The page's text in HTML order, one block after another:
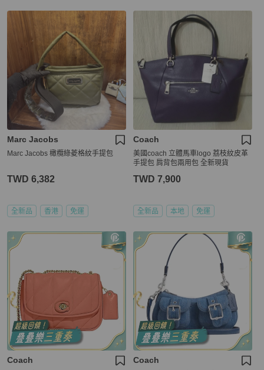
Marc Jacobs
Marc Jacobs 橄欖綠菱格紋手提包
TWD 6,382
全新品 香港 免運
Coach
美國coach 立體馬車logo 荔枝紋皮革
手提包 肩背包兩用包 全新現貨
TWD 7,900
全新品 本地 免運
Coach Coach